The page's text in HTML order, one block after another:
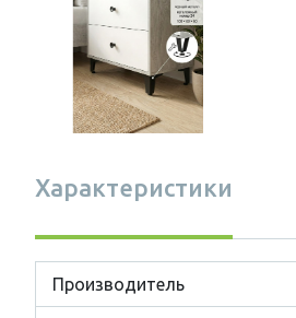
Характеристики
Производитель